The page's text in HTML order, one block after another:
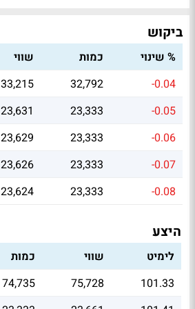
ביקוש
% שינוי כמות שווי
-0.04
32,792
33,215
-0.05
23,333
23,631
-0.06
23,333
23,629
-0.07
23,333
23,626
-0.08
23,333
23,624
היצע
לימיט שווי כמות
101.33
75,728
74,735